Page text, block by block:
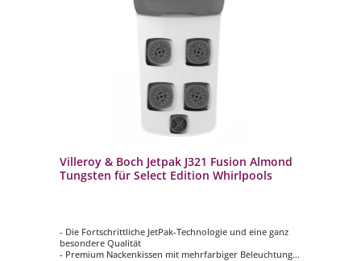
Villeroy & Boch Jetpak J321 Fusion Almond
Tungsten für Select Edition Whirlpools
- Die Fortschrittliche JetPak-Technologie und eine ganz
besondere Qualität
- Premium Nackenkissen mit mehrfarbiger Beleuchtung